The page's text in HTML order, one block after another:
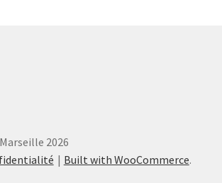
2026
Built with WooCommerce.